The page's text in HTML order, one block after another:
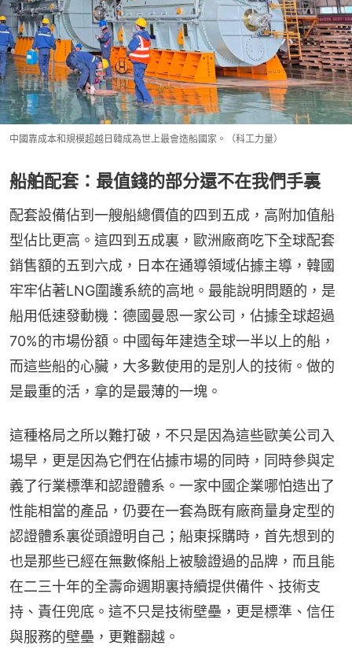
中國靠成本和規模超越日韓成為世上最會造船國家。（科工力量）
船舶配套：最值錢的部分還不在我們手裏
配套設備佔到一艘船總價值的四到五成，高附加值船
型佔比更高。這四到五成裏，歐洲廠商吃下全球配套
銷售額的五到六成，日本在通導領域佔據主導，韓國
牢牢佔著LNG圍護系統的高地。最能說明問題的，是
船用低速發動機：德國曼恩一家公司，佔據全球超過
70%的市場份額。中國每年建造全球一半以上的船，
而這些船的心臟，大多數使用的是別人的技術。做的
是最重的活，拿的是最薄的一塊。
這種格局之所以難打破，不只是因為這些歐美公司入
場早，更是因為它們在佔據市場的同時，同時參與定
義了行業標準和認證體系。一家中國企業哪怕造出了
性能相當的產品，仍要在一套為既有廠商量身定型的
認證體系裏從頭證明自己；船東採購時，首先想到的
也是那些已經在無數條船上被驗證過的品牌，而且能
在二三十年的全壽命週期裏持續提供備件、技術支
持、責任兜底。這不只是技術壁壘，更是標準、信任
與服務的壁壘，更難翻越。